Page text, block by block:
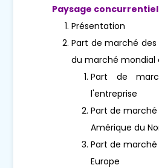
Paysage concurrentiel
Présentation
Part de marché
du marché mondial
Part de
l'entreprise
Part de
Amérique du
Part de
Europe